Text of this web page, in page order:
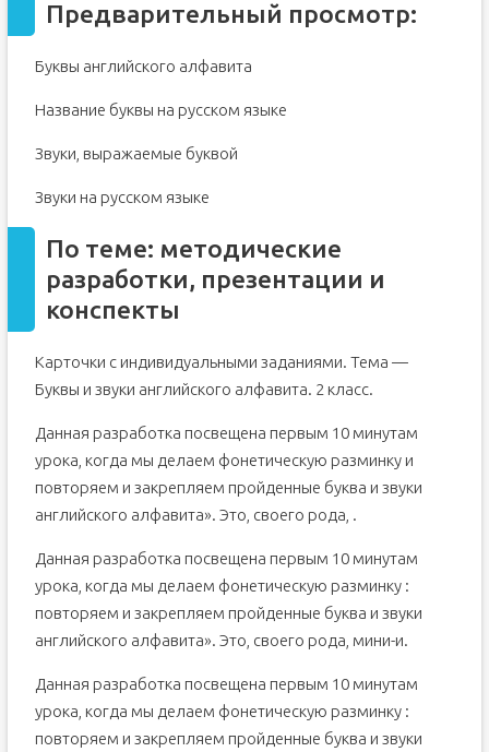
Предварительный просмотр:
Буквы английского алфавита
Название буквы на русском языке
Звуки, выражаемые буквой
Звуки на русском языке
По теме: методические
разработки, презентации и
конспекты
Карточки с индивидуальными заданиями. Тема —
Буквы и звуки английского алфавита. 2 класс.
Данная разработка посвещена первым 10 минутам
урока, когда мы делаем фонетическую разминку и
повторяем и закрепляем пройденные буква и звуки
английского алфавита». Это, своего рода, .
Данная разработка посвещена первым 10 минутам
урока, когда мы делаем фонетическую разминку :
повторяем и закрепляем пройденные буква и звуки
английского алфавита». Это, своего рода, мини-и.
Данная разработка посвещена первым 10 минутам
урока, когда мы делаем фонетическую разминку :
повторяем и закрепляем пройденные буква и звуки